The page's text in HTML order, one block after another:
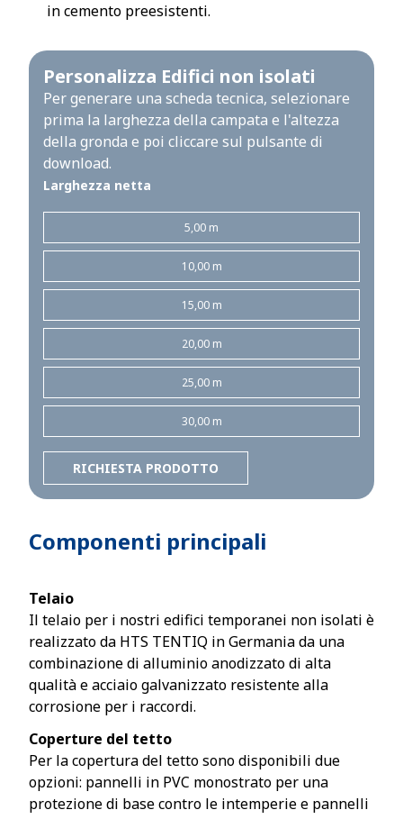
in cemento preesistenti.
Personalizza Edifici non isolati
Per generare una scheda tecnica, selezionare
prima la larghezza della campata e l'altezza
della gronda e poi cliccare sul pulsante di
download.
Larghezza netta
5,00 m
10,00 m
15,00 m
20,00 m
25,00 m
30,00 m
RICHIESTA PRODOTTO
Componenti principali
Telaio
Il telaio per i nostri edifici temporanei non isolati è
realizzato da HTS TENTIQ in Germania da una
combinazione di alluminio anodizzato di alta
qualità e acciaio galvanizzato resistente alla
corrosione per i raccordi.
Coperture del tetto
Per la copertura del tetto sono disponibili due
opzioni: pannelli in PVC monostrato per una
protezione di base contro le intemperie e pannelli